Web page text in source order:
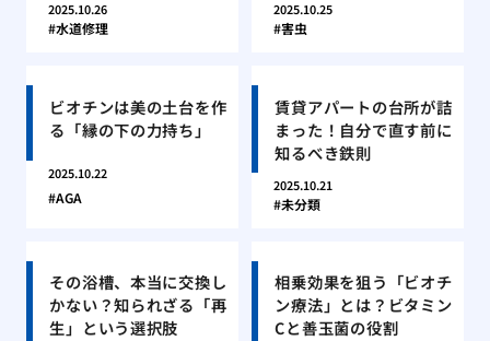
2025.10.26
水道修理
2025.10.25
害虫
ビオチンは美の土台を作
る「縁の下の力持ち」
2025.10.22
AGA
賃貸アパートの台所が詰
まった！自分で直す前に
知るべき鉄則
2025.10.21
未分類
その浴槽、本当に交換し
かない？知られざる「再
生」という選択肢
相乗効果を狙う「ビオチ
ン療法」とは？ビタミン
Cと善玉菌の役割